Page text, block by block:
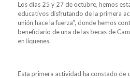
Los días 25 y 27 de octubre, hemos
educativos disfrutando de la primera
unión hace la fuerza”, donde hemos
beneficiario de una de las becas de
en líquenes.
Esta primera actividad ha constado de